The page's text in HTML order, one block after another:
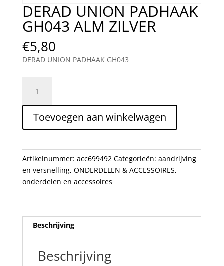
DERAD UNION PADHAAK
GH043 ALM ZILVER
€5,80
DERAD UNION PADHAAK GH043
UNION
PADHAAK
GH043
ALM
aantal
Toevoegen aan winkelwagen
Artikelnummer: acc699492 Categorieën: aandrijving
en versnelling, ONDERDELEN & ACCESSOIRES,
onderdelen en accessoires
Beschrijving
Beschrijving